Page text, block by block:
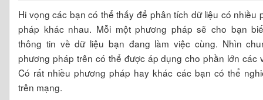
Hi vọng các bạn có thể thấy để phân tích dữ liệu có nhiều
pháp khác nhau. Mỗi một phương pháp sẽ cho bạn
thông tin về dữ liệu bạn đang làm việc cùng. Nhìn
phương pháp trên có thể được áp dụng cho phần lớn các
Có rất nhiều phương pháp hay khác các bạn có thể
trên mạng.